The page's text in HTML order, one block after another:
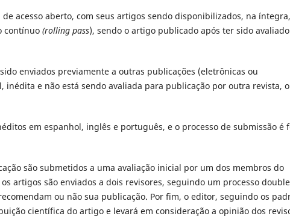
acesso aberto, com seus artigos sendo disponibilizados, na
contínuo (rolling pass), sendo o artigo publicado após ter sido
enviados previamente a outras publicações (eletrônicas ou
inédita e não está sendo avaliada para publicação por outra revista,
em espanhol, inglês e português, e o processo de submissão é
são submetidos a uma avaliação inicial por um dos membros do
artigos são enviados a dois revisores, seguindo um processo double
ou não sua publicação. Por fim, o editor, seguindo os
científica do artigo e levará em consideração a opinião dos